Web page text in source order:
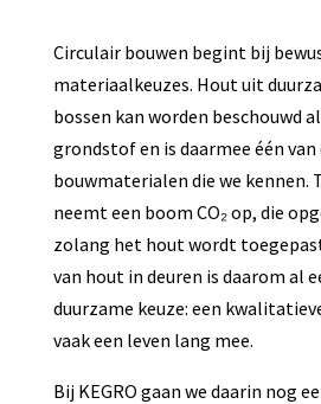
Circulair bouwen begint bij
materiaalkeuzes. Hout uit
bossen kan worden beschouwd
grondstof en is daarmee één
bouwmaterialen die we kennen.
neemt een boom CO₂ op, die
zolang het hout wordt
van hout in deuren is daarom al
duurzame keuze: een
vaak een leven lang mee.
Bij KEGRO gaan we daarin nog